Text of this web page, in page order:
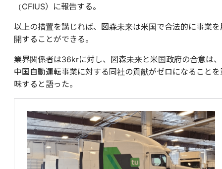
（CFIUS）に報告する。
以上の措置を講じれば、図森未来は米国で合法的に事業を
開することができる。
業界関係者は36krに対し、図森未来と米国政府の合意は、
中国自動運転事業に対する同社の貢献がゼロになることを
味すると語った。